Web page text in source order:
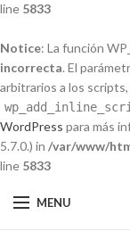
line 5833
Notice: La función
incorrecta. El
arbitrarios a los
WordPress para más
5.7.0.) in /var/www/
line 5833
MENU